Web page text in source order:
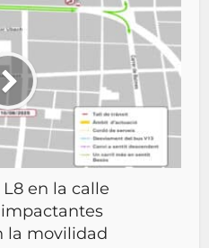
en la calle
la movilidad